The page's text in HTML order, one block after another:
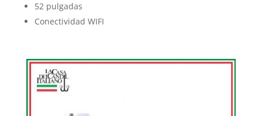
52 pulgadas
Conectividad WIFI